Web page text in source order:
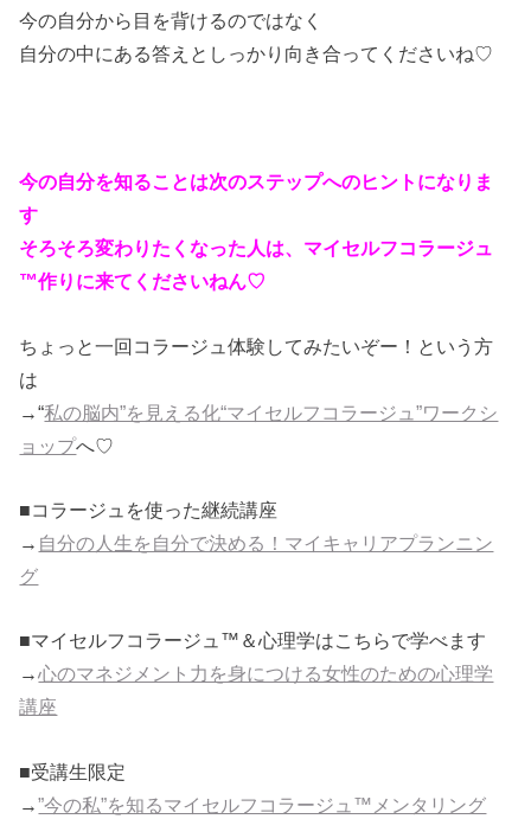
今の自分から目を背けるのではなく
自分の中にある答えとしっかり向き合ってくださいね♡
今の自分を知ることは次のステップへのヒントになりま
す
そろそろ変わりたくなった人は、マイセルフコラージュ
™作りに来てくださいねん♡
ちょっと一回コラージュ体験してみたいぞー！という方
は
→“私の脳内”を見える化“マイセルフコラージュ”ワークシ
ョップへ♡
■コラージュを使った継続講座
→ 自分の人生を自分で決める！マイキャリアプランニン
グ
■マイセルフコラージュ™＆心理学はこちらで学べます
→心のマネジメント力を身につける女性のための心理学
講座
■受講生限定
→”今の私”を知るマイセルフコラージュ™メンタリング